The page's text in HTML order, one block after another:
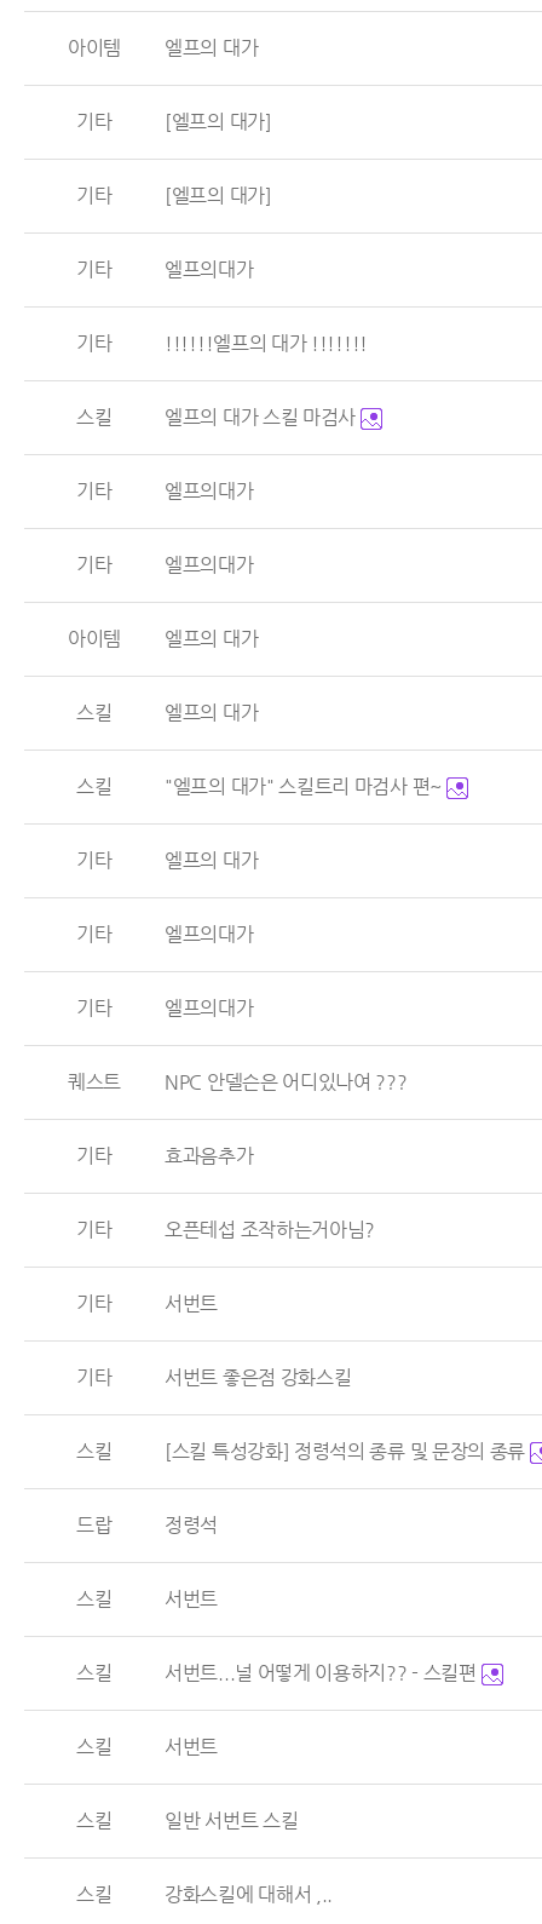
아이템 엘프의 대가
기타 [엘프의 대가]
기타 [엘프의 대가]
기타 엘프의대가
기타 !!!!!!엘프의 대가 !!!!!!!
스킬 엘프의 대가 스킬 마검사
기타 엘프의대가
기타 엘프의대가
아이템 엘프의 대가
스킬 엘프의 대가
스킬 "엘프의 대가" 스킬트리 마검사 편~
기타 엘프의 대가
기타 엘프의대가
기타 엘프의대가
퀘스트 NPC 안델슨은 어디있나여 ???
기타 효과음추가
기타 오픈테섭 조작하는거아님?
기타 서번트
기타 서번트 좋은점 강화스킬
스킬 [스킬 특성강화] 정령석의 종류 및 문장의 종류
드랍 정령석
스킬 서번트
스킬 서번트...널 어떻게 이용하지?? - 스킬편
스킬 서번트
스킬 일반 서번트 스킬
스킬 강화스킬에 대해서 ,..